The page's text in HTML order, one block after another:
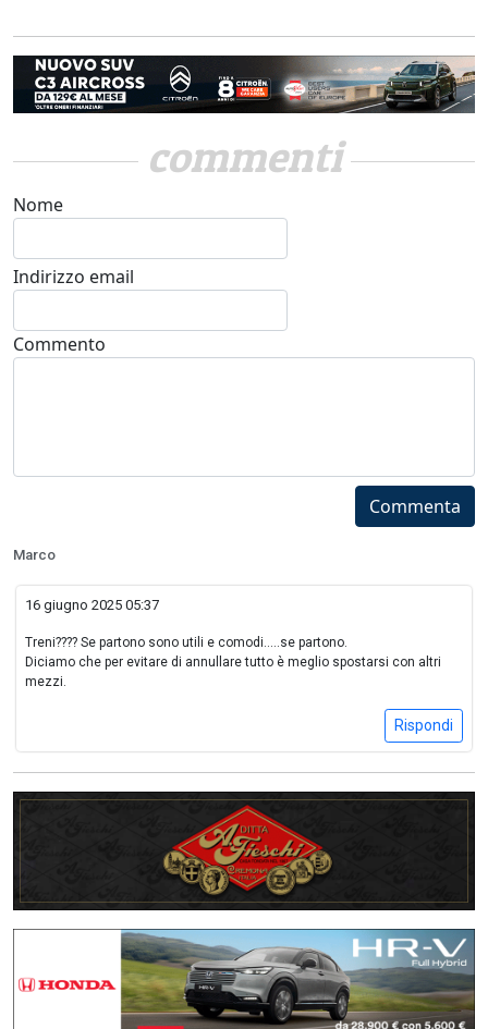
commenti
Nome
Indirizzo email
Commento
Commenta
Marco
16 giugno 2025 05:37
Treni???? Se partono sono utili e comodi.....se partono.
Diciamo che per evitare di annullare tutto è meglio spostarsi con altri
mezzi.
Rispondi